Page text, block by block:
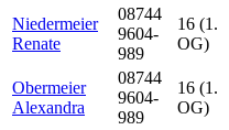
Niedermeier
Renate
08744
9604-
989
16 (1.
OG)
Obermeier
Alexandra
08744
9604-
989
16 (1.
OG)